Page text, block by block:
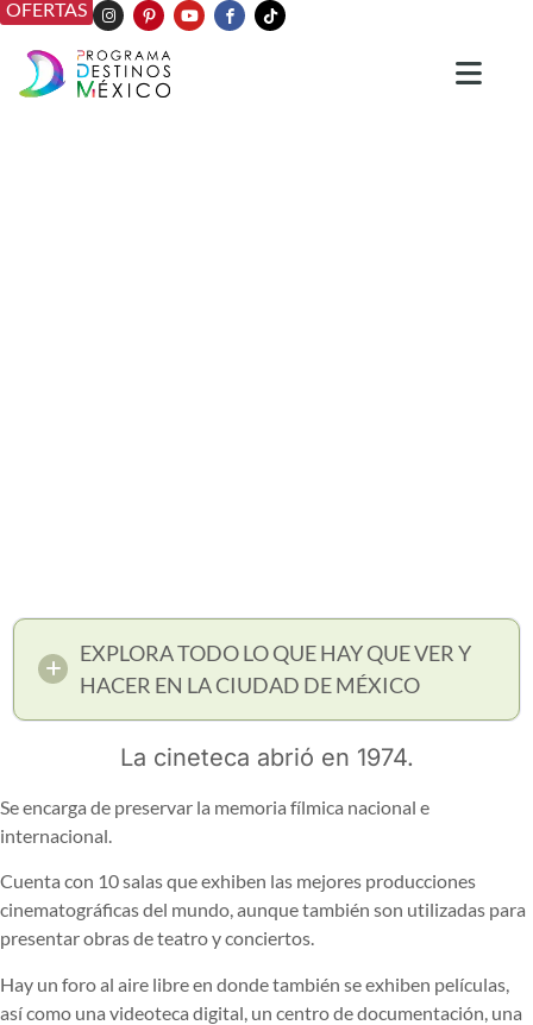
OFERTAS
EXPLORA TODO LO QUE HAY QUE VER Y
HACER EN LA CIUDAD DE MÉXICO
La cineteca abrió en 1974.
Se encarga de preservar la memoria fílmica nacional e
internacional.
Cuenta con 10 salas que exhiben las mejores producciones
cinematográficas del mundo, aunque también son utilizadas para
presentar obras de teatro y conciertos.
Hay un foro al aire libre en donde también se exhiben películas,
así como una videoteca digital, un centro de documentación, una